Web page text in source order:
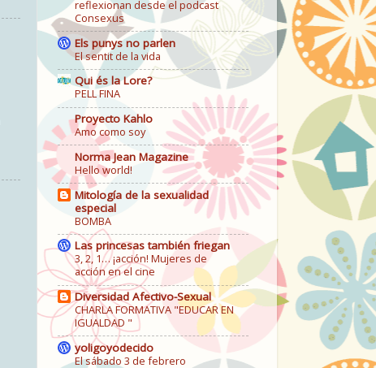
reflexionan desde el podcast
Consexus
Els punys no parlen
El sentit de la vida
Qui és la Lore?
PELL FINA
Proyecto Kahlo
Amo como soy
Norma Jean Magazine
Hello world!
Mitología de la sexualidad
especial
BOMBA
Las princesas también friegan
3, 2, 1… ¡acción! Mujeres de
acción en el cine
Diversidad Afectivo-Sexual
CHARLA FORMATIVA "EDUCAR EN
IGUALDAD "
yoligoyodecido
El sábado 3 de febrero